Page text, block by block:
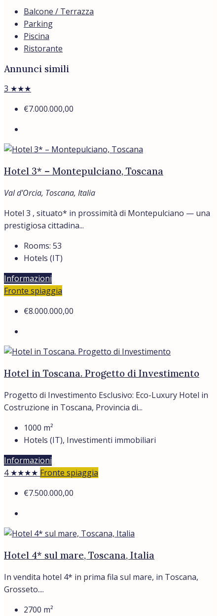
Balcone / Terrazza
Parking
Piscina
Ristorante
Annunci simili
3 ★★★
€7.000.000,00
Hotel 3* – Montepulciano, Toscana
Val d'Orcia, Toscana, Italia
Hotel 3 , situato* in prossimità di Montepulciano — una
prestigiosa cittadina...
Rooms: 53
Hotels (IT)
Informazioni
Fronte spiaggia
€8.000.000,00
Hotel in Toscana. Progetto di Investimento
Progetto di Investimento Esclusivo: Eco-Luxury Hotel in
Costruzione in Toscana, Provincia di...
1000 m²
Hotels (IT), Investimenti immobiliari
Informazioni
4 ★★★★ Fronte spiaggia
€7.500.000,00
Hotel 4* sul mare, Toscana, Italia
In vendita hotel 4* in prima fila sul mare, in Toscana,
Grosseto....
2700 m²